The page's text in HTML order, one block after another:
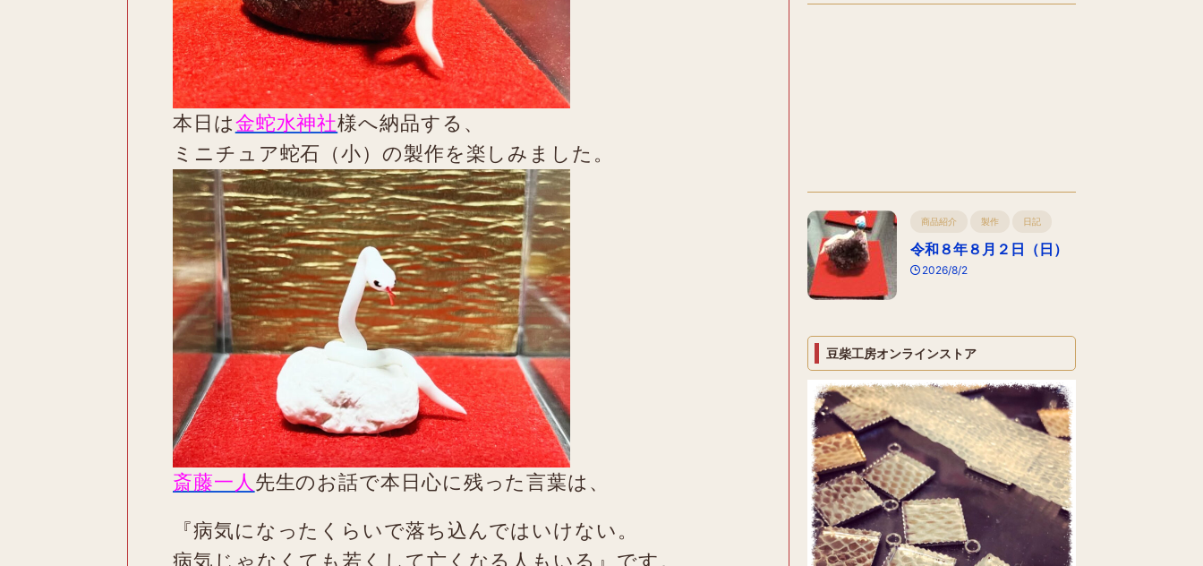
本日は金蛇水神社様へ納品する、
ミニチュア蛇石（小）の製作を楽しみました。
斎藤一人 先生のお話で本日心に残った言葉は、
『病気になったくらいで落ち込んではいけない。
病気じゃなくても若くして亡くなる人もいる』です。
商品紹介 製作 日記
令和８年８月２日（日）
2026/8/2
豆柴工房オンラインストア